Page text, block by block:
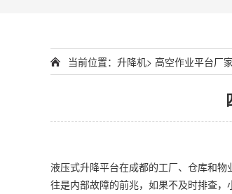
当前位置： 升降机> 高空作业平台厂家
液压式升降平台在成都的工厂、仓库和
往是内部故障的前兆，如果不及时排查